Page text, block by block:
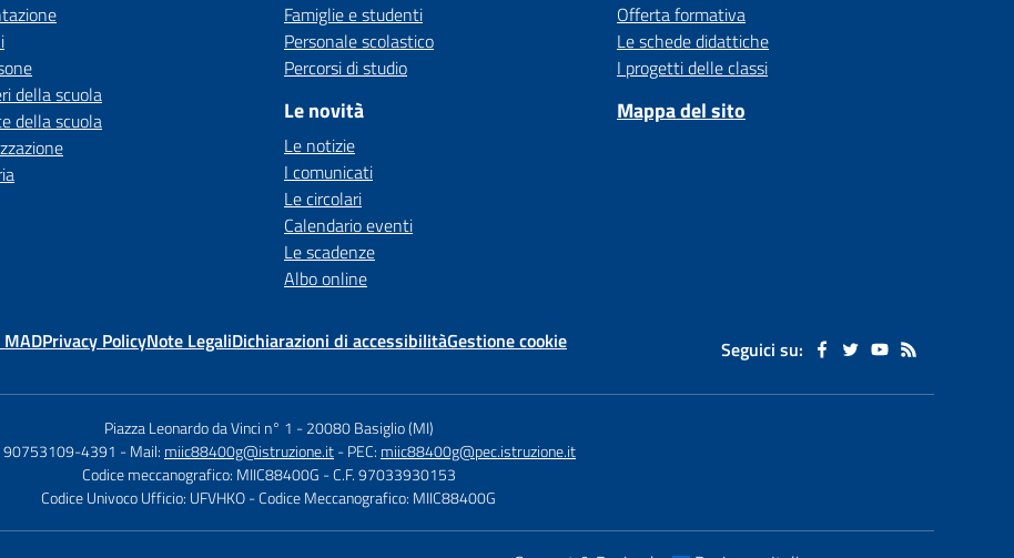
della scuola
della scuola
Famiglie e studenti
Personale scolastico
Percorsi di studio
Le novità
Le notizie
I comunicati
Le circolari
Calendario eventi
Le scadenze
Albo online
Offerta formativa
Le schede didattiche
I progetti delle classi
Mappa del sito
Privacy PolicyNote LegaliDichiarazioni di accessibilitàGestione cookie Seguici su:
Piazza Leonardo da Vinci n° 1 -20080 Basiglio (MI)
90753109-4391 - Mail: miic88400g@istruzione.it- PEC: miic88400g@pec.istruzione.it
Codice meccanografico: MIIC88400G - C.F. 97033930153
Codice Univoco Ufficio: UFVHKO- Codice Meccanografico: MIIC88400G